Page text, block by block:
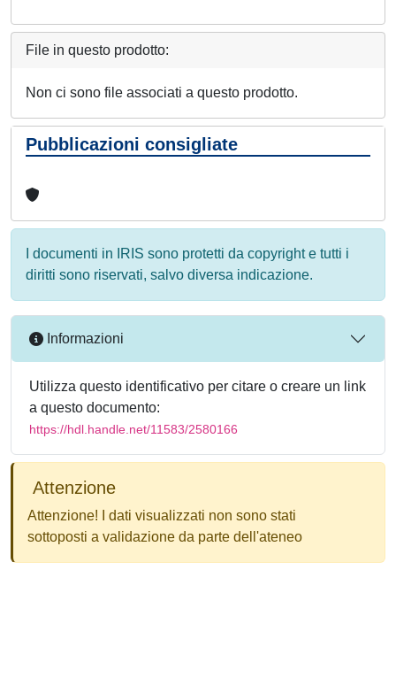
File in questo prodotto:
Non ci sono file associati a questo prodotto.
Pubblicazioni consigliate
I documenti in IRIS sono protetti da copyright e tutti i
diritti sono riservati, salvo diversa indicazione.
Informazioni
Utilizza questo identificativo per citare o creare un link
a questo documento:
https://hdl.handle.net/11583/2580166
Attenzione
Attenzione! I dati visualizzati non sono stati
sottoposti a validazione da parte dell'ateneo